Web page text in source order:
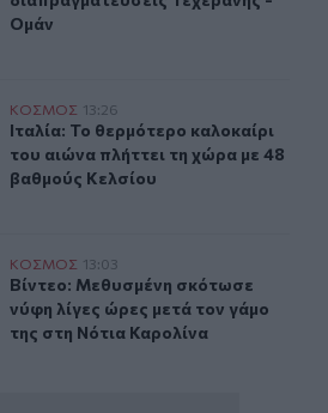
Ομάν
καλοκαίρι του αιώνα πλήττει τη
ΚΟΣΜΟΣ 13:26
Ιταλία: Το θερμότερο καλοκαίρι
Ιταλία: Το θερμότερο καλοκαίρι
του αιώνα πλήττει τη χώρα με 48
βαθμούς Κελσίου
νύφη λίγες ώρες μετά τον
ΚΟΣΜΟΣ 13:03
Βίντεο: Μεθυσμένη σκότωσε νύφη
Βίντεο: Μεθυσμένη σκότωσε
νύφη λίγες ώρες μετά τον γάμο
της στη Νότια Καρολίνα